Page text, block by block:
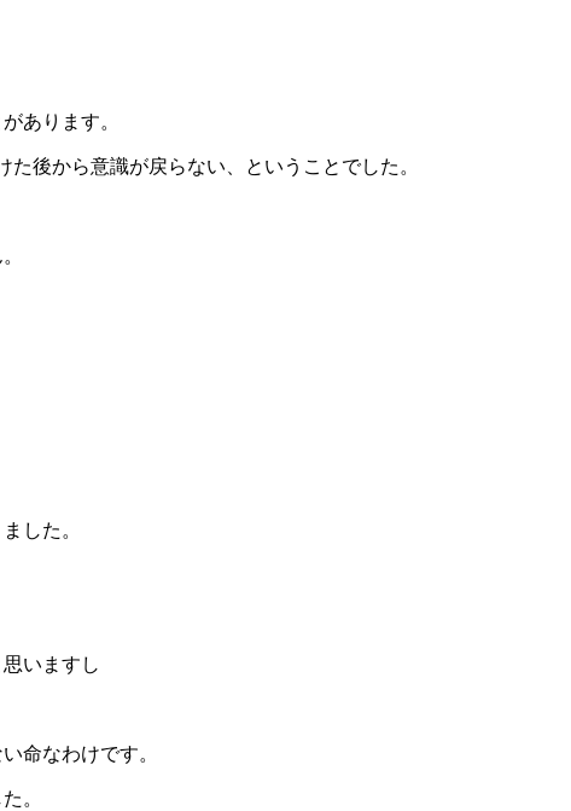
あります。
後から意識が戻らない、ということでした。
した。
いますし
命なわけです。
。